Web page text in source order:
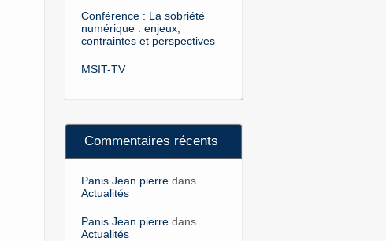
Conférence : La sobriété
numérique : enjeux,
contraintes et perspectives
MSIT-TV
Commentaires récents
Panis Jean pierredans
Actualités
Panis Jean pierredans
Actualités